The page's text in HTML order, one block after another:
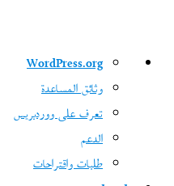
ووردبريس
WordPress.org
وثائق المساعدة
تعرف على ووردبريس
الدعم
طلبات واقتراحات